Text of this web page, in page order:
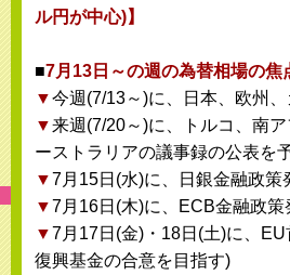
ル円が中心)】
■7月13日～の週の為替相場の
▼今週(7/13～)に、日本、欧州
▼来週(7/20～)に、トルコ、南
ーストラリアの議事録の公表を
▼7月15日(水)に、日銀金融政策
▼7月16日(木)に、ECB金融政策
▼7月17日(金)・18日(土)に、
復興基金の合意を目指す)